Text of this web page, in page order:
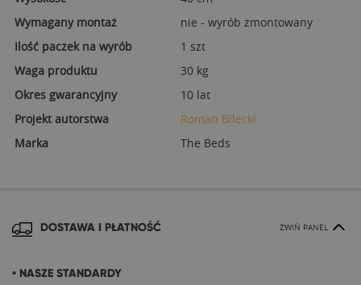
Wymagany montaż
nie - wyrób zmontowany
Ilość paczek na wyrób
1 szt
Waga produktu
30 kg
Okres gwarancyjny
10 lat
Projekt autorstwa
Roman Bilecki
Marka
The Beds
DOSTAWA I PŁATNOŚĆ ZWIŃ PANEL
• NASZE STANDARDY